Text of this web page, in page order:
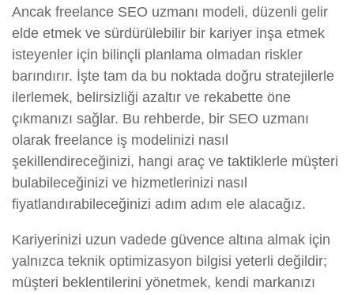
Ancak freelance SEO uzmanı modeli, düzenli gelir
elde etmek ve sürdürülebilir bir kariyer inşa etmek
isteyenler için bilinçli planlama olmadan riskler
barındırır. İşte tam da bu noktada doğru stratejilerle
ilerlemek, belirsizliği azaltır ve rekabette öne
çıkmanızı sağlar. Bu rehberde, bir SEO uzmanı
olarak freelance iş modelinizi nasıl
şekillendireceğinizi, hangi araç ve taktiklerle müşteri
bulabileceğinizi ve hizmetlerinizi nasıl
fiyatlandırabileceğinizi adım adım ele alacağız.
Kariyerinizi uzun vadede güvence altına almak için
yalnızca teknik optimizasyon bilgisi yeterli değildir;
müşteri beklentilerini yönetmek, kendi markanızı